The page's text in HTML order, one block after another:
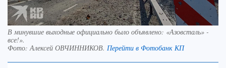
В минувшие выходные официально было объявлено: «Азовсталь» -
все!».
Фото:Алексей ОВЧИННИКОВ. Перейти в Фотобанк КП